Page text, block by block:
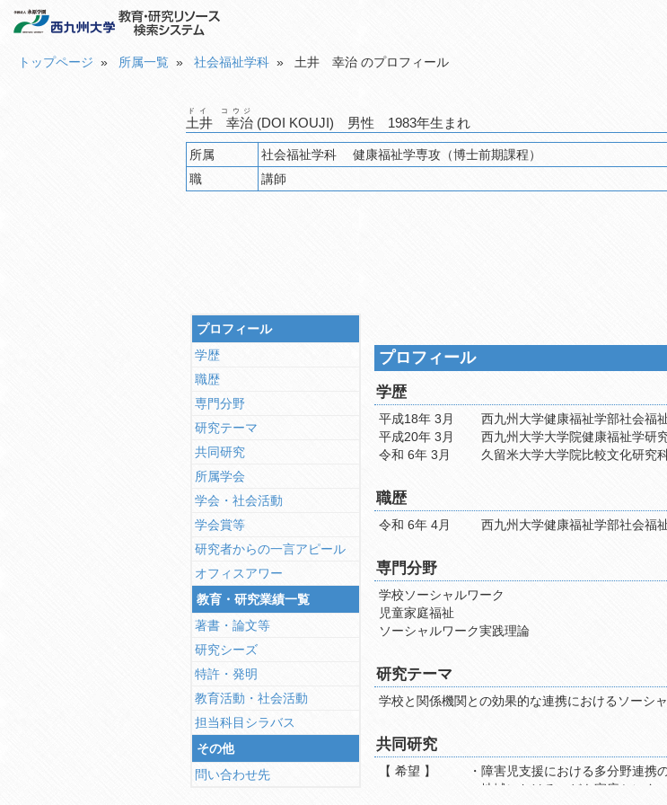
トップページ » 所属一覧 » 社会福祉学科 » 土井 幸治 のプロフィール
土井 幸治
ドイ コウジ
(DOI KOUJI) 男性 1983年生まれ
所属
社会福祉学科 健康福祉学専攻（博士前期課程）
職
講師
プロフィール
学歴
職歴
専門分野
研究テーマ
共同研究
所属学会
学会・社会活動
学会賞等
研究者からの一言アピール
オフィスアワー
教育・研究業績一覧
著書・論文等
研究シーズ
特許・発明
教育活動・社会活動
担当科目シラバス
その他
問い合わせ先
プロフィール
学歴
平成18年 3月
西九州大学健康福祉学部社会福
平成20年 3月
西九州大学大学院健康福祉学
令和 6年 3月
久留米大学大学院比較文化研
職歴
令和 6年 4月
専門分野
学校ソーシャルワーク
児童家庭福祉
ソーシャルワーク実践理論
研究テーマ
学校と関係機関との効果的な連携におけるソーシ
共同研究
【 希望 】
・障害児支援における多分野連携
・地域におけるこども家庭セン